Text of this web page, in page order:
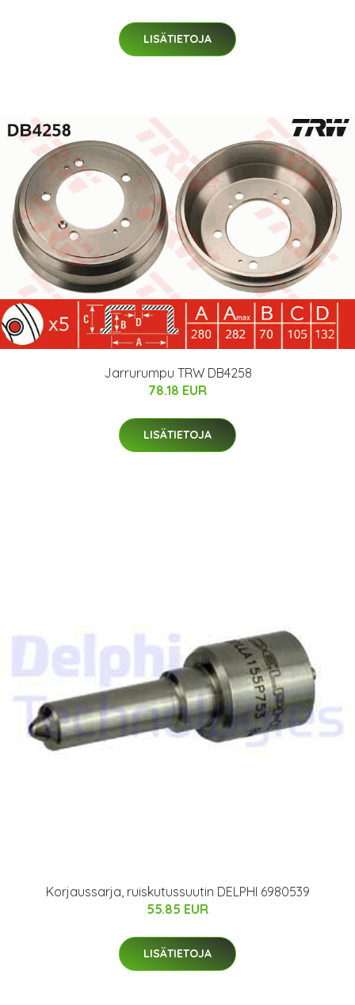
LISÄTIETOJA
Jarrurumpu TRW DB4258
78.18 EUR
LISÄTIETOJA
Korjaussarja, ruiskutussuutin DELPHI 6980539
55.85 EUR
LISÄTIETOJA